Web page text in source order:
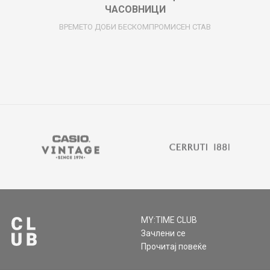
ЧАСОВНИЦИ
ВРЕМЕТО ДОБИ БЕСКОМПРОМИСЕН СТАВ
MY:TIME CLUB
Зачлени се
Прочитај повеќе